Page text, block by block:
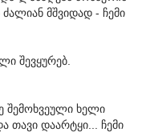
მშვიდად - ჩემი
შევყურებ.
შემოხვეული ხელი
თავი დაარტყი... ჩემი